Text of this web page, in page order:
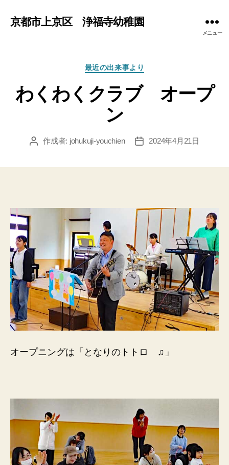
京都市上京区 浄福寺幼稚園
メニュー
カ
ゴ
リ
ー
最近の出来事より
わくわくクラブ オープ
ン
投 作成者: johukuji-youchien
投
2024年4月21日
オープニングは「となりのトトロ ♫」